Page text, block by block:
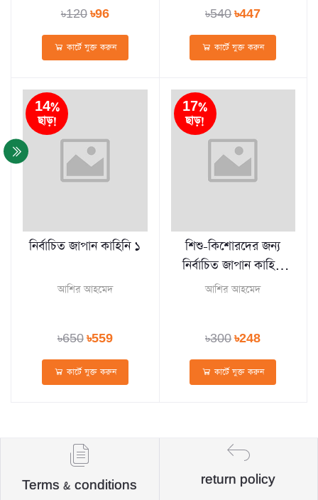
৳120৳96
কার্টে যুক্ত করুন
৳540৳447
কার্টে যুক্ত করুন
14%
ছাড়!
নির্বাচিত জাপান কাহিনি ১
আশির আহমেদ
৳650৳559
কার্টে যুক্ত করুন
17%
ছাড়!
শিশু-কিশোরদের জন্য
নির্বাচিত জাপান কাহিনি
লেখক
আশির আহমেদ
৳300৳248
কার্টে যুক্ত করুন
Terms & conditions return policy